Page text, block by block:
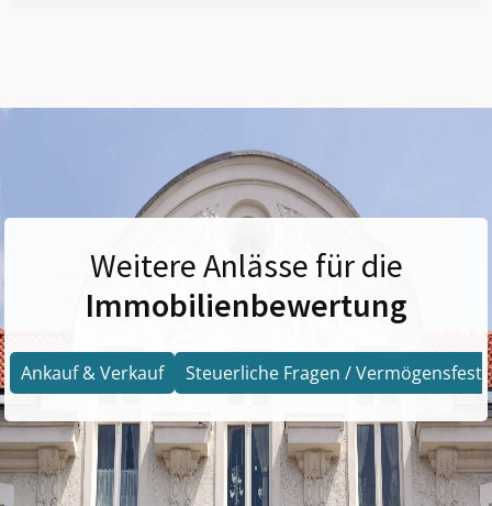
Weitere Anlässe für die
Immobilienbewertung
Ankauf & Verkauf Steuerliche Fragen /